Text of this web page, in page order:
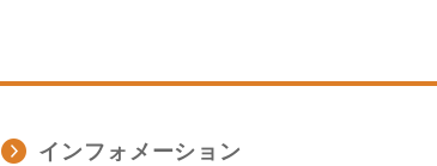
インフォメーション